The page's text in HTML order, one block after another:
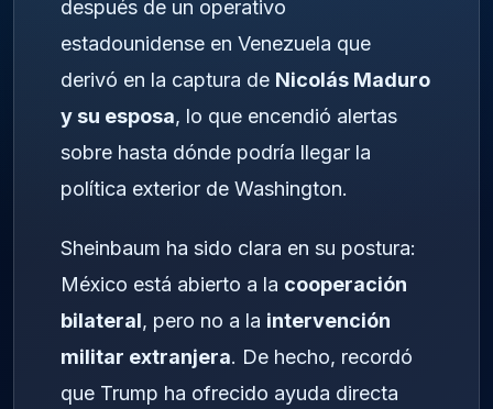
después de un operativo
estadounidense en Venezuela que
derivó en la captura de Nicolás Maduro
y su esposa, lo que encendió alertas
sobre hasta dónde podría llegar la
política exterior de Washington.
Sheinbaum ha sido clara en su postura:
México está abierto a la cooperación
bilateral, pero no a la intervención
militar extranjera. De hecho, recordó
que Trump ha ofrecido ayuda directa